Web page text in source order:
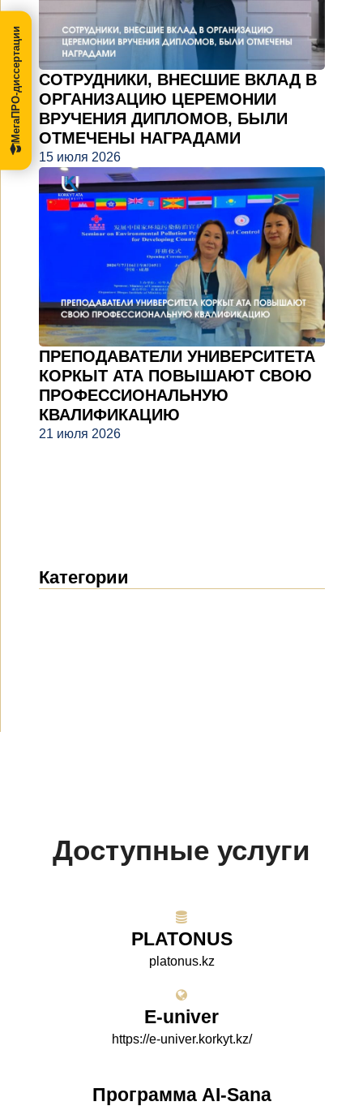
СОТРУДНИКИ, ВНЕСШИЕ ВКЛАД В
ОРГАНИЗАЦИЮ ЦЕРЕМОНИИ
ВРУЧЕНИЯ ДИПЛОМОВ, БЫЛИ
ОТМЕЧЕНЫ НАГРАДАМИ
15 июля 2026
ПРЕПОДАВАТЕЛИ УНИВЕРСИТЕТА
КОРКЫТ АТА ПОВЫШАЮТ СВОЮ
ПРОФЕССИОНАЛЬНУЮ
КВАЛИФИКАЦИЮ
21 июля 2026
Категории
Доступные услуги
PLATONUS
platonus.kz
E-univer
https://e-univer.korkyt.kz/
Программа AI-Sana
МегаПРО-диссертации